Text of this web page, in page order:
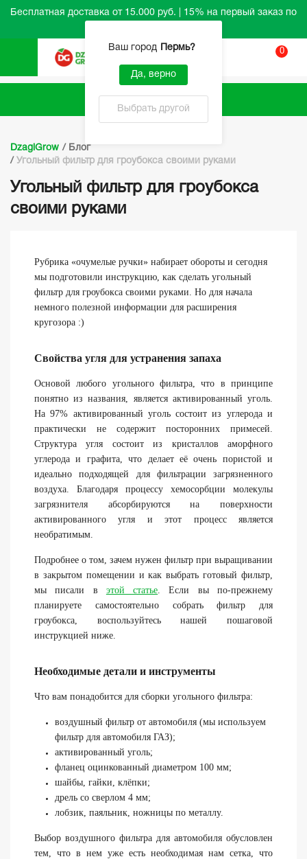
Бесплатная доставка от 15.000 руб. | 15% на первый заказ по
Ваш город Пермь?
Да, верно
Выбрать другой
0
DzagiGrow / Блог
/ Угольный фильтр для гроубокса своими руками
Угольный фильтр для гроубокса
своими руками
Рубрика «очумелые ручки» набирает обороты и сегодня
мы подготовили инструкцию, как сделать угольный
фильтр для гроубокса своими руками. Но для начала
немного полезной информации для расширения
кругозора :)
Свойства угля для устранения запаха
Основой любого угольного фильтра, что в принципе
понятно из названия, является активированный уголь.
На 97% активированный уголь состоит из углерода и
практически не содержит посторонних примесей.
Структура угля состоит из кристаллов аморфного
углерода и графита, что делает её очень пористой и
идеально подходящей для фильтрации загрязненного
воздуха. Благодаря процессу хемосорбции молекулы
загрязнителя абсорбируются на поверхности
активированного угля и этот процесс является
необратимым.
Подробнее о том, зачем нужен фильтр при выращивании
в закрытом помещении и как выбрать готовый фильтр,
мы писали в этой статье. Если вы по-прежнему
планируете самостоятельно собрать фильтр для
гроубокса, воспользуйтесь нашей пошаговой
инструкцией ниже.
Необходимые детали и инструменты
Что вам понадобится для сборки угольного фильтра:
воздушный фильтр от автомобиля (мы используем
фильтр для автомобиля ГАЗ);
активированный уголь;
фланец оцинкованный диаметром 100 мм;
шайбы, гайки, клёпки;
дрель со сверлом 4 мм;
лобзик, паяльник, ножницы по металлу.
Выбор воздушного фильтра для автомобиля обусловлен
тем, что в нем уже есть необходимая нам сетка, что